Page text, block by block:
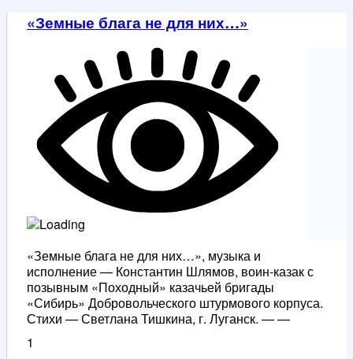
«Земные блага не для них…»
«Земные блага не для них…», музыка и
исполнение — Константин Шлямов, воин-казак с
позывным «Походный» казачьей бригады
«Сибирь» Добровольческого штурмового корпуса.
Стихи — Светлана Тишкина, г. Луганск. — —
1